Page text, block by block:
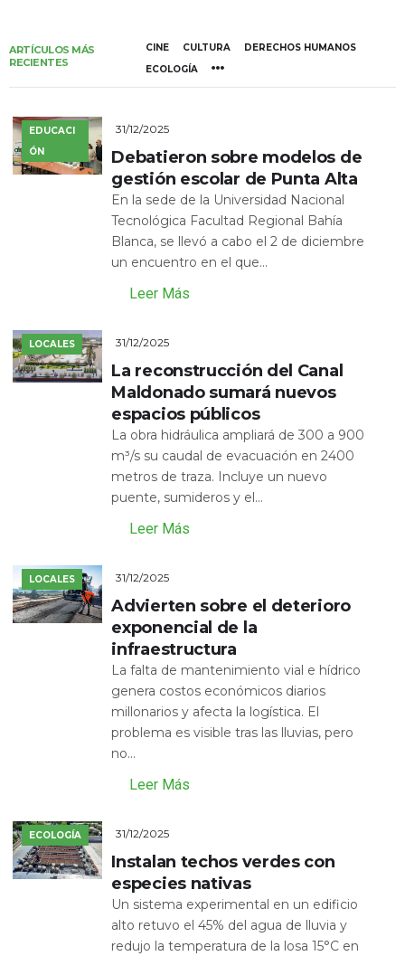
ARTÍCULOS MÁS
RECIENTES
CINE CULTURA
DERECHOS HUMANOS
ECOLOGÍA
EDUCACI
ÓN
31/12/2025
Debatieron sobre modelos de
gestión escolar de Punta Alta
En la sede de la Universidad Nacional
Tecnológica Facultad Regional Bahía
Blanca, se llevó a cabo el 2 de diciembre
un encuentro en el que...
Leer Más
LOCALES 31/12/2025
La reconstrucción del Canal
Maldonado sumará nuevos
espacios públicos
La obra hidráulica ampliará de 300 a 900
m³/s su caudal de evacuación en 2400
metros de traza. Incluye un nuevo
puente, sumideros y el...
Leer Más
LOCALES 31/12/2025
Advierten sobre el deterioro
exponencial de la
infraestructura
La falta de mantenimiento vial e hídrico
genera costos económicos diarios
millonarios y afecta la logística. El
problema es visible tras las lluvias, pero
no...
Leer Más
ECOLOGÍA 31/12/2025
Instalan techos verdes con
especies nativas
Un sistema experimental en un edificio
alto retuvo el 45% del agua de lluvia y
redujo la temperatura de la losa 15°C en